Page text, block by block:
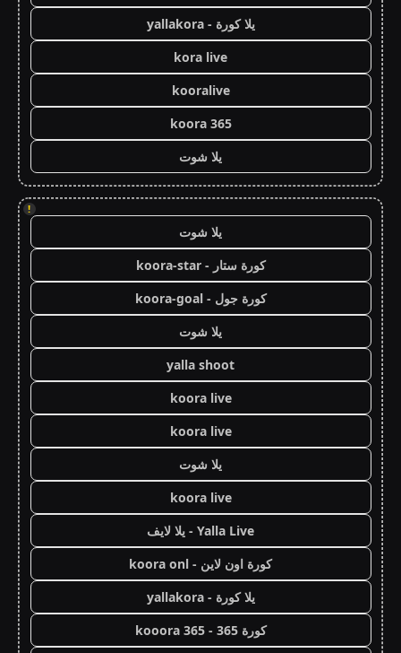
يلا كورة - yallakora
kora live
kooralive
koora 365
يلا شوت
!
يلا شوت
كورة ستار - koora-star
كورة جول - koora-goal
يلا شوت
yalla shoot
koora live
koora live
يلا شوت
koora live
Yalla Live - يلا لايف
كورة اون لاين - koora onl
يلا كورة - yallakora
كورة 365 - kooora 365